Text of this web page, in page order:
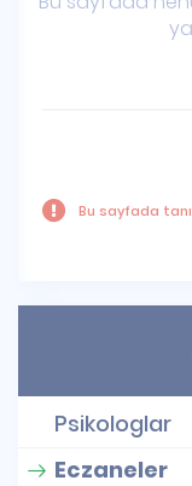
Bu sayfada
Psikologlar
Eczaneler